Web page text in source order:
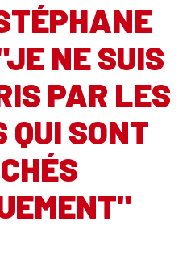
NE SUIS
PAR LES
QUI SONT